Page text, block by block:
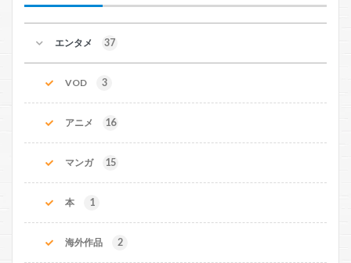
エンタメ 37
VOD 3
アニメ 16
マンガ 15
本 1
海外作品 2